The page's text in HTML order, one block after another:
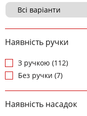
Наявність ручки
З ручкою (112)
Без ручки (7)
Наявність насадок